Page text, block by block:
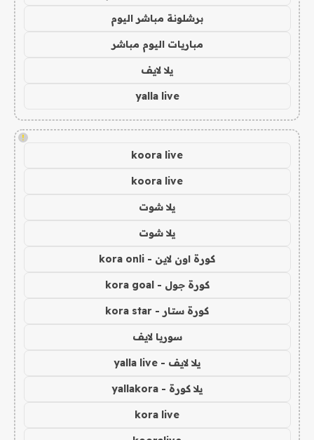
برشلونة مباشر اليوم
مباريات اليوم مباشر
يلا لايف
yalla live
!
koora live
koora live
يلا شوت
يلا شوت
كورة اون لاين - kora onli
كورة جول - kora goal
كورة ستار - kora star
سوريا لايف
يلا لايف - yalla live
يلا كورة - yallakora
kora live